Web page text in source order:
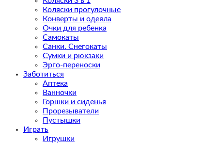
Коляски прогулочные
Конверты и одеяла
Очки для ребенка
Самокаты
Санки. Снегокаты
Сумки и рюкзаки
Эрго-переноски
Заботиться
Аптека
Ванночки
Горшки и сиденья
Прорезыватели
Пустышки
Играть
Игрушки